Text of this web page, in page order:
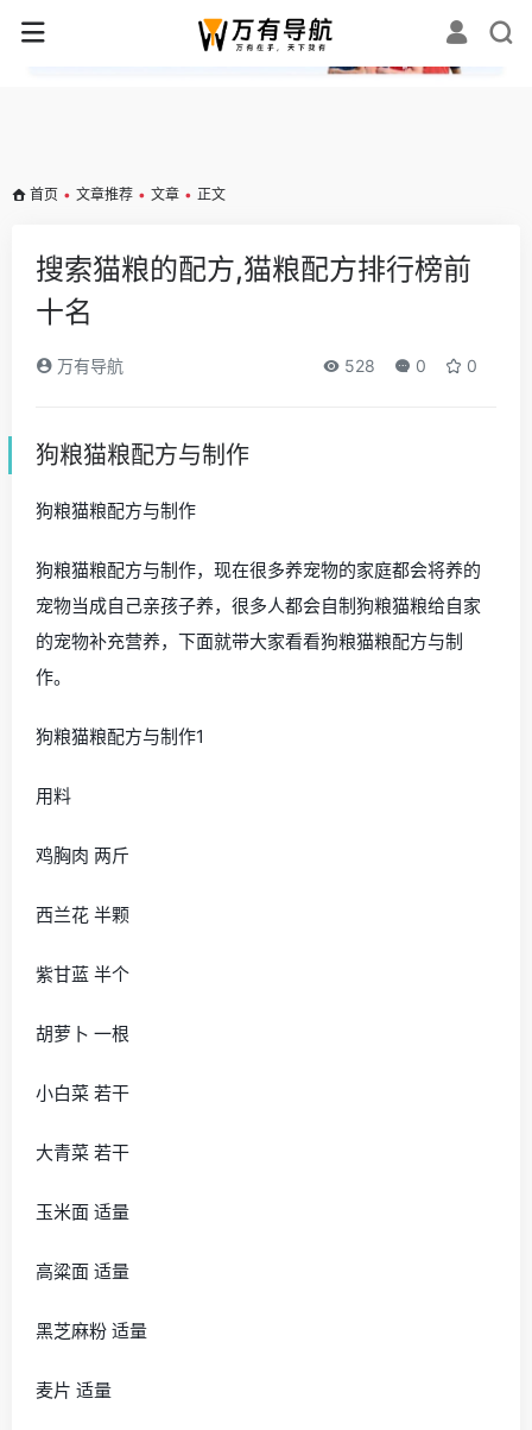
✕
首页 • 文章推荐 • 文章 • 正文
搜索猫粮的配方,猫粮配方排行榜前
十名
万有导航 528 0 0
狗粮猫粮配方与制作
狗粮猫粮配方与制作
狗粮猫粮配方与制作，现在很多养宠物的家庭都会将养的
宠物当成自己亲孩子养，很多人都会自制狗粮猫粮给自家
的宠物补充营养，下面就带大家看看狗粮猫粮配方与制
作。
狗粮猫粮配方与制作1
用料
鸡胸肉 两斤
西兰花 半颗
紫甘蓝 半个
胡萝卜 一根
小白菜 若干
大青菜 若干
玉米面 适量
高粱面 适量
黑芝麻粉 适量
麦片 适量